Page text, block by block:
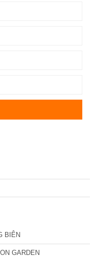
BIÊN
GARDEN